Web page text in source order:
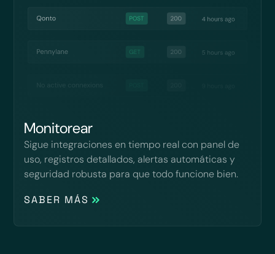
Monitorear
Sigue integraciones en tiempo real con panel de
uso, registros detallados, alertas automáticas y
seguridad robusta para que todo funcione bien.
SABER MÁS